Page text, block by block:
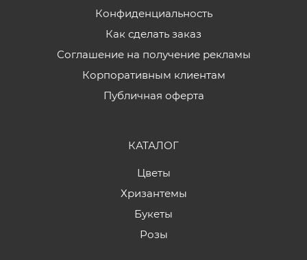
Конфиденциальность
Как сделать заказ
Соглашение на получение рекламы
Корпоративным клиентам
Публичная оферта
КАТАЛОГ
Цветы
Хризантемы
Букеты
Розы